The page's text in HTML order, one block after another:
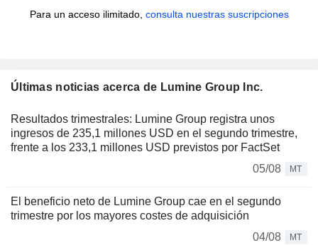
Para un acceso ilimitado, consulta nuestras suscripciones
Últimas noticias acerca de Lumine Group Inc.
Resultados trimestrales: Lumine Group registra unos
ingresos de 235,1 millones USD en el segundo trimestre,
frente a los 233,1 millones USD previstos por FactSet
05/08
MT
El beneficio neto de Lumine Group cae en el segundo
trimestre por los mayores costes de adquisición
04/08
MT